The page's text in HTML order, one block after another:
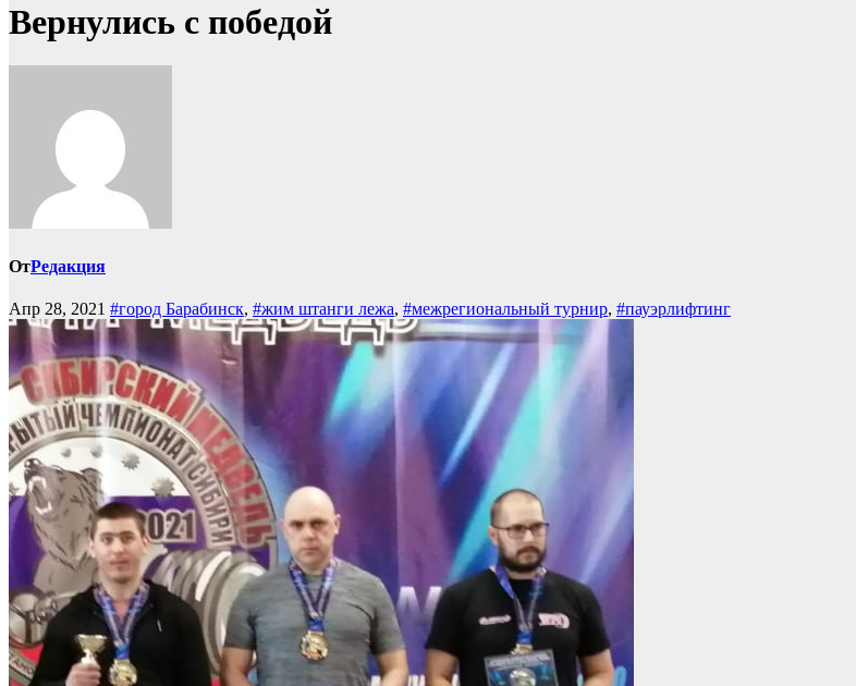
Вернулись с победой
ОтРедакция
Апр 28, 2021 #город Барабинск, #жим штанги лежа, #межрегиональный турнир, #пауэрлифтинг